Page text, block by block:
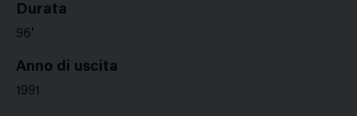
Durata
96'
Anno di uscita
1991